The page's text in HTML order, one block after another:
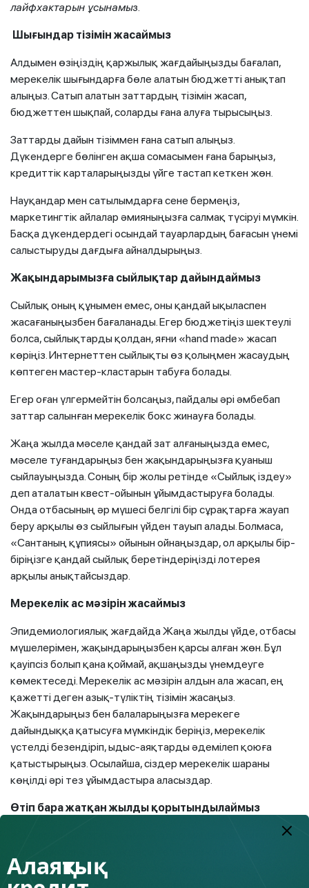
лайфхактарын ұсынамыз.
Шығындар тізімін жасаймыз
Алдымен өзіңіздің қаржылық жағдайыңызды бағалап,
мерекелік шығындарға бөле алатын бюджетті анықтап
алыңыз. Сатып алатын заттардың тізімін жасап,
бюджеттен шықпай, соларды ғана алуға тырысыңыз.
Заттарды дайын тізіммен ғана сатып алыңыз.
Дүкендерге бөлінген ақша сомасымен ғана барыңыз,
кредиттік карталарыңызды үйге тастап кеткен жөн.
Науқандар мен сатылымдарға сене бермеңіз,
маркетингтік айлалар әмияныңызға салмақ түсіруі мүмкін.
Басқа дүкендердегі осындай тауарлардың бағасын үнемі
салыстыруды дағдыға айналдырыңыз.
Жақындарымызға сыйлықтар дайындаймыз
Сыйлық оның құнымен емес, оны қандай ықыласпен
жасағаныңызбен бағаланады. Егер бюджетіңіз шектеулі
болса, сыйлықтарды қолдан, яғни «hand made» жасап
көріңіз. Интернеттен сыйлықты өз қолыңмен жасаудың
көптеген мастер-кластарын табуға болады.
Егер оған үлгермейтін болсаңыз, пайдалы әрі әмбебап
заттар салынған мерекелік бокс жинауға болады.
Жаңа жылда мәселе қандай зат алғаныңызда емес,
мәселе туғандарыңыз бен жақындарыңызға қуаныш
сыйлауыңызда. Соның бір жолы ретінде «Сыйлық іздеу»
деп аталатын квест-ойынын ұйымдастыруға болады.
Онда отбасының әр мүшесі белгілі бір сұрақтарға жауап
беру арқылы өз сыйлығын үйден тауып алады. Болмаса,
«Сантаның құпиясы» ойынын ойнаңыздар, ол арқылы бір-
біріңізге қандай сыйлық беретіндеріңізді лотерея
арқылы анықтайсыздар.
Мерекелік ас мәзірін жасаймыз
Эпидемиологиялық жағдайда Жаңа жылды үйде, отбасы
мүшелерімен, жақындарыңызбен қарсы алған жөн. Бұл
қауіпсіз болып қана қоймай, ақшаңызды үнемдеуге
көмектеседі. Мерекелік ас мәзірін алдын ала жасап, ең
қажетті деген азық-түліктің тізімін жасаңыз.
Жақындарыңыз бен балаларыңызға мерекеге
дайындыққа қатысуға мүмкіндік беріңіз, мерекелік
үстелді безендіріп, ыдыс-аяқтарды әдемілеп қоюға
қатыстырыңыз. Осылайша, сіздер мерекелік шараны
көңілді әрі тез ұйымдастыра аласыздар.
Өтіп бара жатқан жылды қорытындылаймыз
Жоспарланған істерге, өміріңіздегі маңызды оқиғаларға
міндеттемелеріңіз бар ма: салық, коммуналдық
қызметтер ақысы, төленбей қалған кредит. Жылды
Алаяқтық